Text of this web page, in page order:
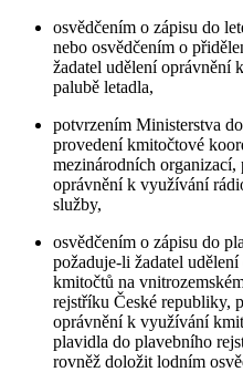
osvědčením o zápisu do
nebo osvědčením o
žadatel udělení oprávnění
palubě letadla,
potvrzením Ministerstva
provedení kmitočtové
mezinárodních organizací,
oprávnění k využívání
služby,
osvědčením o zápisu do
požaduje-li žadatel
kmitočtů na
rejstříku České republiky,
oprávnění k využívání
plavidla do plavebního
rovněž doložit lodním